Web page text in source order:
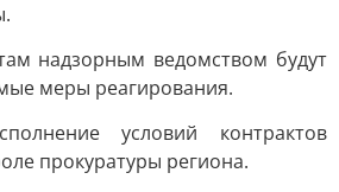
надзорным ведомством будут
меры реагирования.
условий контрактов
прокуратуры региона.